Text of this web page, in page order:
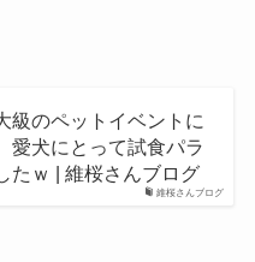
維桜さんブログ
級のペットイベントに
愛犬にとって試食パラ
たｗ | 維桜さんブログ